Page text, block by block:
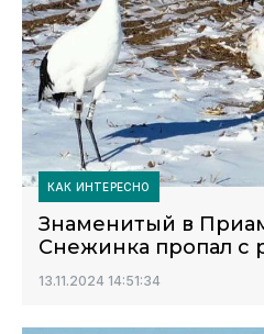
КАК ИНТЕРЕСНО
Знаменитый в
Снежинка пропал с
13.11.2024 14:51:34